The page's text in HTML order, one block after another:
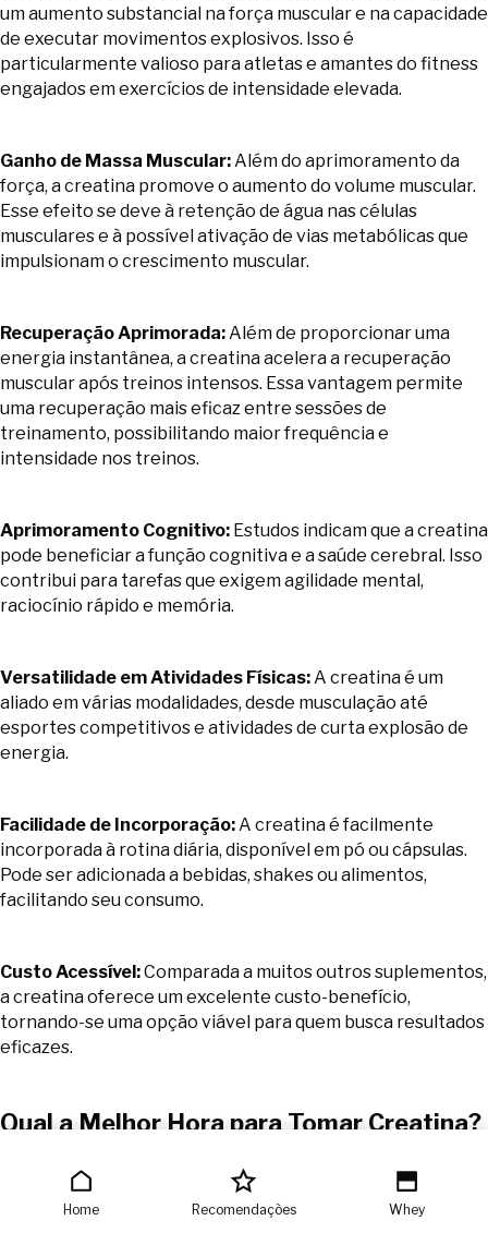
um aumento substancial na força muscular e na capacidade
de executar movimentos explosivos. Isso é
particularmente valioso para atletas e amantes do fitness
engajados em exercícios de intensidade elevada.
Ganho de Massa Muscular:Além do aprimoramento da
força, a creatina promove o aumento do volume muscular.
Esse efeito se deve à retenção de água nas células
musculares e à possível ativação de vias metabólicas que
impulsionam o crescimento muscular.
Recuperação Aprimorada:Além de proporcionar uma
energia instantânea, a creatina acelera a recuperação
muscular após treinos intensos. Essa vantagem permite
uma recuperação mais eficaz entre sessões de
treinamento, possibilitando maior frequência e
intensidade nos treinos.
Aprimoramento Cognitivo: Estudos indicam que a creatina
pode beneficiar a função cognitiva e a saúde cerebral. Isso
contribui para tarefas que exigem agilidade mental,
raciocínio rápido e memória.
Versatilidade em Atividades Físicas:A creatina é um
aliado em várias modalidades, desde musculação até
esportes competitivos e atividades de curta explosão de
energia.
Facilidade de Incorporação:A creatina é facilmente
incorporada à rotina diária, disponível em pó ou cápsulas.
Pode ser adicionada a bebidas, shakes ou alimentos,
facilitando seu consumo.
Custo Acessível:Comparada a muitos outros suplementos,
a creatina oferece um excelente custo-benefício,
tornando-se uma opção viável para quem busca resultados
eficazes.
Qual a Melhor Hora para Tomar Creatina?
A creatina pode ser tomada em diferentes momentos do
dia, dependendo das suas preferências e rotina de
Home Recomendações Whey